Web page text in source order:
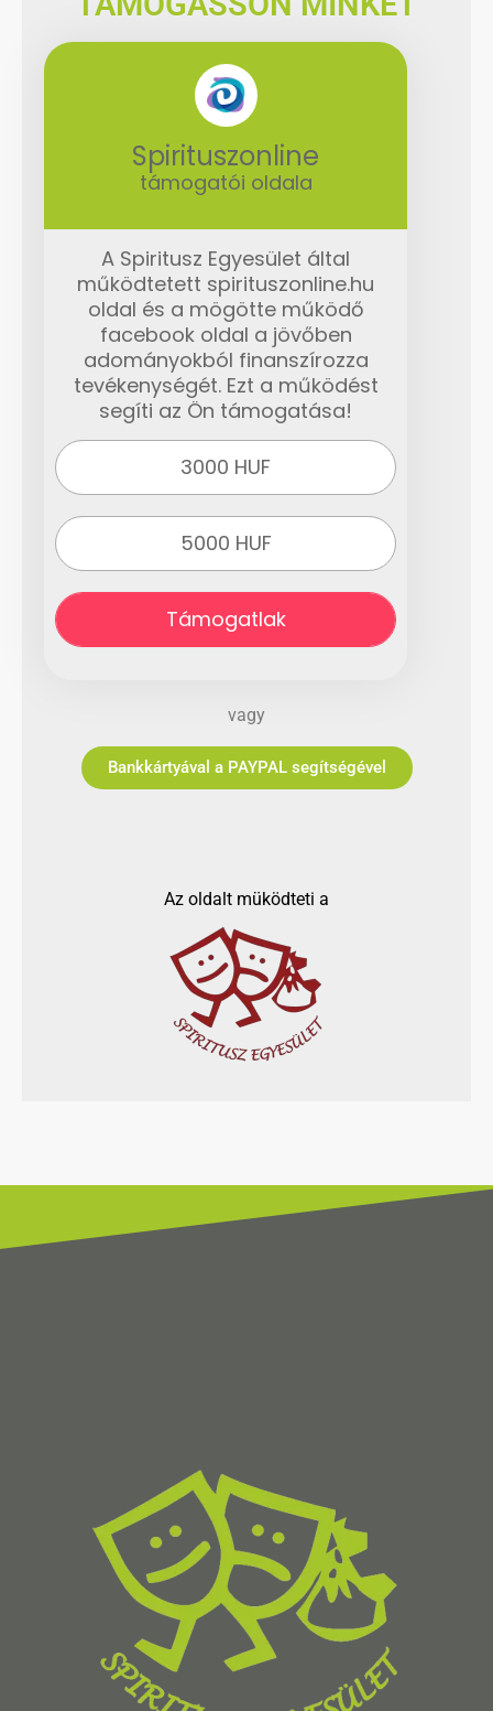
Spirituszonline
támogatói oldala
A Spiritusz Egyesület által
működtetett spirituszonline.hu
oldal és a mögötte működő
facebook oldal a jövőben
adományokból finanszírozza
tevékenységét. Ezt a működést
segíti az Ön támogatása!
3000 HUF
5000 HUF
Támogatlak
vagy
Bankkártyával a PAYPAL segítségével
Az oldalt müködteti a